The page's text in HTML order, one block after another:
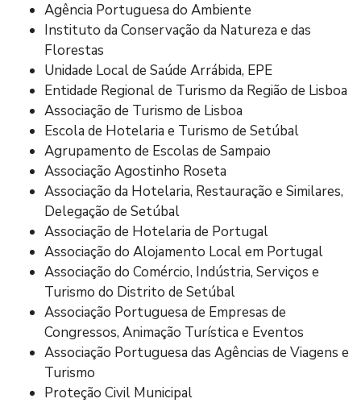
Agência Portuguesa do Ambiente
Instituto da Conservação da Natureza e das
Florestas
Unidade Local de Saúde Arrábida, EPE
Entidade Regional de Turismo da Região de Lisboa
Associação de Turismo de Lisboa
Escola de Hotelaria e Turismo de Setúbal
Agrupamento de Escolas de Sampaio
Associação Agostinho Roseta
Associação da Hotelaria, Restauração e Similares,
Delegação de Setúbal
Associação de Hotelaria de Portugal
Associação do Alojamento Local em Portugal
Associação do Comércio, Indústria, Serviços e
Turismo do Distrito de Setúbal
Associação Portuguesa de Empresas de
Congressos, Animação Turística e Eventos
Associação Portuguesa das Agências de Viagens e
Turismo
Proteção Civil Municipal